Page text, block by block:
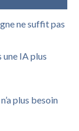
ne suffit pas
IA plus
plus besoin